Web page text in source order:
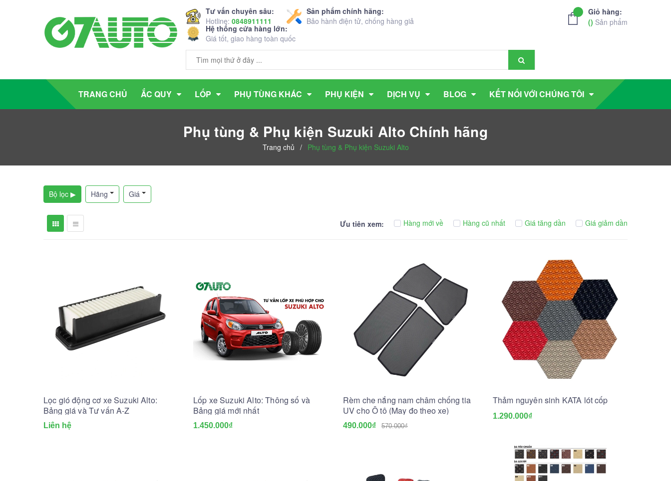
Tư vấn chuyên sâu:
Hotline: 0848911111
Sản phẩm chính hãng:
Bảo hành điện tử, chống hàng giả
Hệ thống cửa hàng lớn:
Giá tốt, giao hàng toàn quốc
Giỏ hàng:
() Sản phẩm
TRANG CHỦ ẮC QUY LỐP PHỤ TÙNG KHÁC PHỤ KIỆN DỊCH VỤ BLOG KẾT NỐI VỚI CHÚNG TÔI
Phụ tùng & Phụ kiện Suzuki Alto Chính hãng
Trang chủ / Phụ tùng & Phụ kiện Suzuki Alto
Bộ lọc ▶ Hãng Giá
Ưu tiên xem: Hàng mới về Hàng cũ nhất Giá tăng dần Giá giảm dần
Lọc gió động cơ xe Suzuki Alto:
Bảng giá và Tư vấn A-Z
Liên hệ
Lốp xe Suzuki Alto: Thông số và
Bảng giá mới nhất
1.450.000₫
Rèm che nắng nam châm chống tia
UV cho Ô tô (May đo theo xe)
490.000₫ 570.000₫
Thảm nguyên sinh KATA lót cốp
1.290.000₫